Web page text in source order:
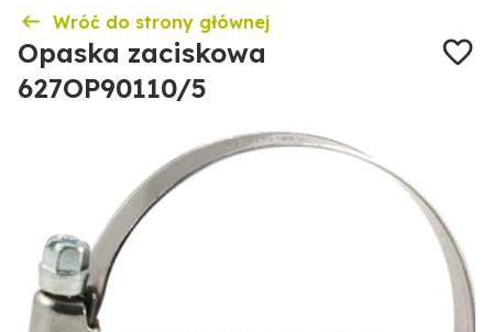
Wróć do strony głównej
Opaska zaciskowa
627OP90110/5